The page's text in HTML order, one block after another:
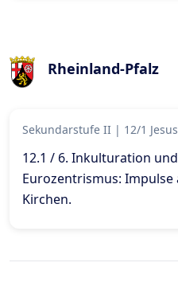
Rheinland-Pfalz
Sekundarstufe II | 12/1
12.1 / 6. Inkulturation
Eurozentrismus: Impulse
Kirchen.